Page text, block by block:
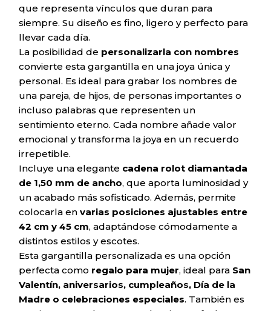
que representa vínculos que duran para
siempre. Su diseño es fino, ligero y perfecto para
llevar cada día.
La posibilidad de personalizarla con nombres
convierte esta gargantilla en una joya única y
personal. Es ideal para grabar los nombres de
una pareja, de hijos, de personas importantes o
incluso palabras que representen un
sentimiento eterno. Cada nombre añade valor
emocional y transforma la joya en un recuerdo
irrepetible.
Incluye una elegante cadena rolot diamantada
de 1,50 mm de ancho, que aporta luminosidad y
un acabado más sofisticado. Además, permite
colocarla envarias posiciones ajustables entre
42 cm y 45 cm, adaptándose cómodamente a
distintos estilos y escotes.
Esta gargantilla personalizada es una opción
perfecta como regalo para mujer, ideal para San
Valentín, aniversarios, cumpleaños, Día de la
Madre o celebraciones especiales. También es